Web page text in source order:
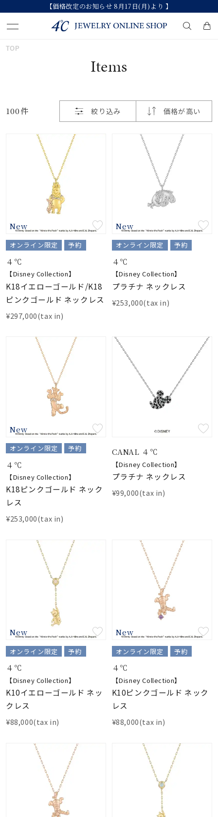
【価格改定のお知らせ 8月17日(月)より 】
#エタニティ
#ダイヤモンド ネックレス #eギフト
すべてのジュエリー
カラー
誕生石
ファッションテイス
着用シーン
コレクション
レディース
リングサイズ
リングサイズ
～
在庫 在庫ありのみ すべて表示
TOP
Items
100件 絞り込み 価格が高い
価格が高い
新着順
お気に入り登録数
New
オンライン限定 予約
４℃
【Disney Collection】
K18イエローゴールド/K18
ピンクゴールド ネックレス
¥297,000(tax in)
New
オンライン限定 予約
４℃
【Disney Collection】
プラチナ ネックレス
¥253,000(tax in)
New
オンライン限定 予約
４℃
【Disney Collection】
K18ピンクゴールド ネック
レス
¥253,000(tax in)
CANAL ４℃
【Disney Collection】
プラチナ ネックレス
¥99,000(tax in)
New
オンライン限定 予約
４℃
【Disney Collection】
K10イエローゴールド ネッ
クレス
¥88,000(tax in)
New
オンライン限定 予約
４℃
【Disney Collection】
K10ピンクゴールド ネック
レス
¥88,000(tax in)